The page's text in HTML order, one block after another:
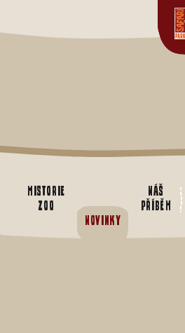
Historie
zoo
Novinky
Náš
příběh